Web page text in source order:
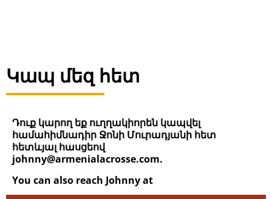
Կապ մեզ հետ
Դուք կարող եք ուղղակիորեն կապվել
համահիմնադիր Ջոնի Մուրադյանի հետ
հետևյալ հասցեով
johnny@armenialacrosse.com.
You can also reach Johnny at